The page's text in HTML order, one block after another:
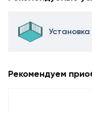
Рекомендуем